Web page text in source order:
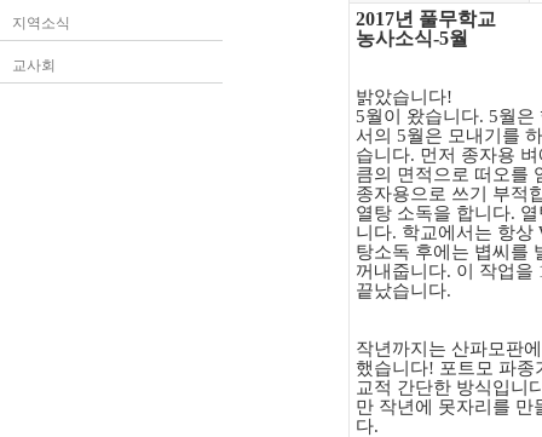
지역소식
교사회
2017년 풀무학교
농사소식-5월
밝았습니다!
5월이 왔습니다. 5월은
서의 5월은 모내기를
습니다. 먼저 종자용
큼의 면적으로 떠오를
종자용으로 쓰기 부적
열탕 소독을 합니다.
니다. 학교에서는 항상
탕소독 후에는 볍씨를
꺼내줍니다. 이 작업을
끝났습니다.
작년까지는 산파모판
했습니다! 포트모 파종
교적 간단한 방식입니
만 작년에 못자리를 만
다.